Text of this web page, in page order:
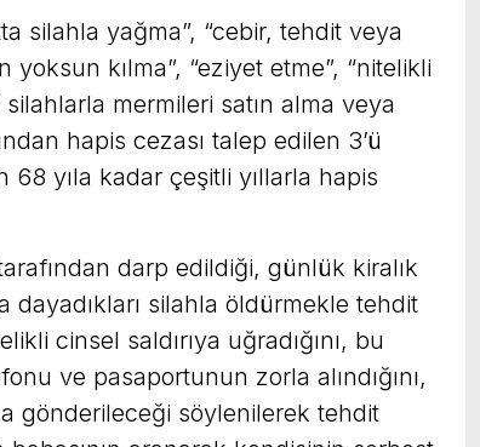
silahla yağma”, “cebir, tehdit veya
kılma”, “eziyet etme”, “nitelikli
silahlarla mermileri satın alma veya
hapis cezası talep edilen 3’ü
68 yıla kadar çeşitli yıllarla hapis
darp edildiği, günlük kiralık
silahla öldürmekle tehdit
cinsel saldırıya uğradığını, bu
ve pasaportunun zorla alındığını,
gönderileceği söylenilerek tehdit